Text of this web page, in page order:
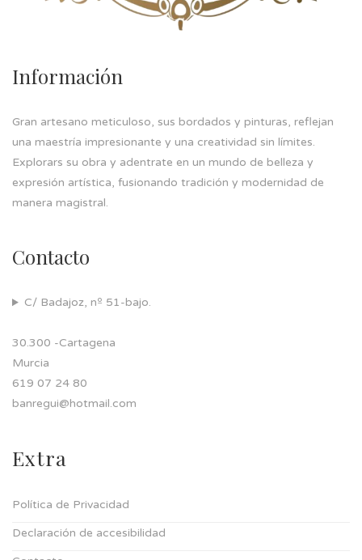
Información
Gran artesano meticuloso, sus bordados y pinturas, reflejan
una maestría impresionante y una creatividad sin límites.
Explorars su obra y adentrate en un mundo de belleza y
expresión artística, fusionando tradición y modernidad de
manera magistral.
Contacto
C/ Badajoz, nº 51-bajo.
30.300 -Cartagena
Murcia
619 07 24 80
banregui@hotmail.com
Extra
Política de Privacidad
Declaración de accesibilidad